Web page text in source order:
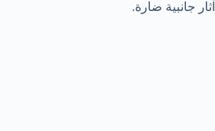
آثار جانبية ضارة.